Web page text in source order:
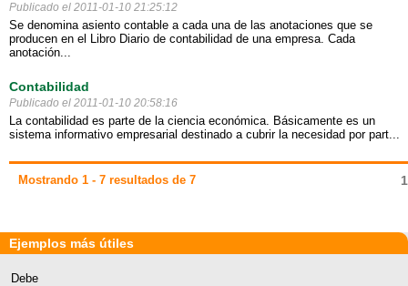
Publicado el 2011-01-10 21:25:12
Se denomina asiento contable a cada una de las anotaciones que se
producen en el Libro Diario de contabilidad de una empresa. Cada
anotación...
Contabilidad
Publicado el 2011-01-10 20:58:16
La contabilidad es parte de la ciencia económica. Básicamente es un
sistema informativo empresarial destinado a cubrir la necesidad por part...
Mostrando 1 - 7 resultados de 7 1
Ejemplos más útiles
Debe